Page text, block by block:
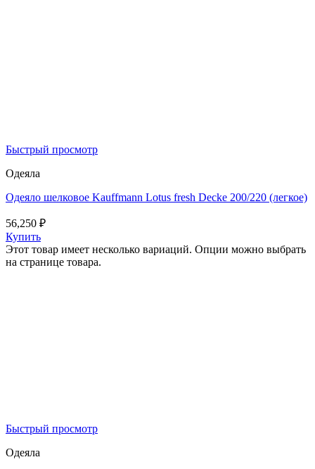
Быстрый просмотр
Одеяла
Одеяло шелковое Kauffmann Lotus fresh Decke 200/220 (легкое)
56,250 ₽
Купить
Этот товар имеет несколько вариаций. Опции можно выбрать
на странице товара.
Быстрый просмотр
Одеяла